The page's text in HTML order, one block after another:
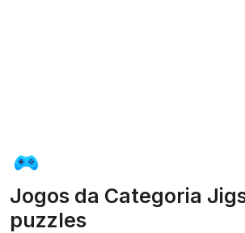
Jogos da Categoria
puzzles